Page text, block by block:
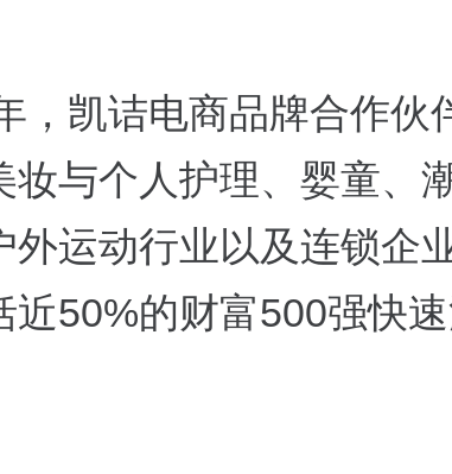
，凯诘电商品牌合作伙
妆与个人护理、婴童、
外运动行业以及连锁企
近50%的财富500强快